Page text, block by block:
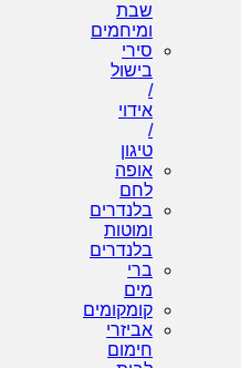
שבת
ומיחמים
סירי
בישול
/
אידוי
/
טיגון
אופה
לחם
בלנדרים
ומוטות
בלנדרים
ברי
מים
קומקומים
אביזרי
חימום